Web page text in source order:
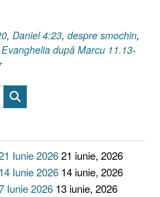
Luca
, Daniel 4:23, despre smochin,
Evanghelia după Marcu 11.13-
Iunie 202621 iunie, 2026
Iunie 2026 14 iunie, 2026
Iunie 2026 13 iunie, 2026